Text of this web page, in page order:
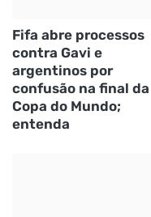
Fifa abre processos
contra Gavi e
argentinos por
confusão na final da
Copa do Mundo;
entenda